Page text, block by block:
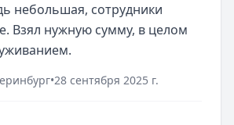
небольшая, сотрудники
Взял нужную сумму, в целом
•28 сентября 2025 г.